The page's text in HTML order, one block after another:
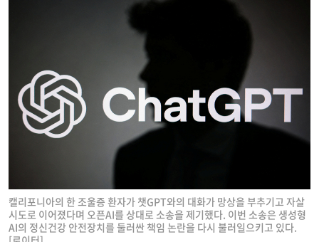
캘리포니아의 한 조울증 환자가 챗GPT와의 대화가 망상을 부추기고 자살
시도로 이어졌다며 오픈AI를 상대로 소송을 제기했다. 이번 소송은 생성형
AI의 정신건강 안전장치를 둘러싼 책임 논란을 다시 불러일으키고 있다.